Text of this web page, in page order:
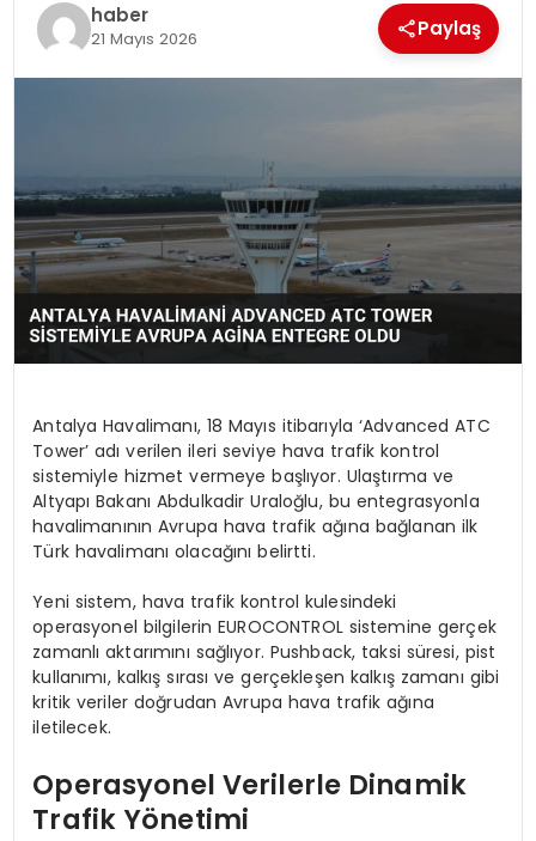
haber
21 Mayıs 2026 Paylaş
Antalya Havalimanı, 18 Mayıs itibarıyla ‘Advanced ATC
Tower’ adı verilen ileri seviye hava trafik kontrol
sistemiyle hizmet vermeye başlıyor. Ulaştırma ve
Altyapı Bakanı Abdulkadir Uraloğlu, bu entegrasyonla
havalimanının Avrupa hava trafik ağına bağlanan ilk
Türk havalimanı olacağını belirtti.
Yeni sistem, hava trafik kontrol kulesindeki
operasyonel bilgilerin EUROCONTROL sistemine gerçek
zamanlı aktarımını sağlıyor. Pushback, taksi süresi, pist
kullanımı, kalkış sırası ve gerçekleşen kalkış zamanı gibi
kritik veriler doğrudan Avrupa hava trafik ağına
iletilecek.
Operasyonel Verilerle Dinamik
Trafik Yönetimi